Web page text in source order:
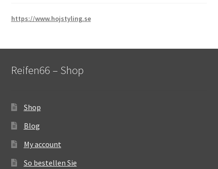
https://www.hojstyling.se
Reifen66 – Shop
Shop
Blog
My account
So bestellen Sie